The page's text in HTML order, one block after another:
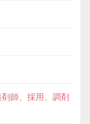
師、採用、調剤